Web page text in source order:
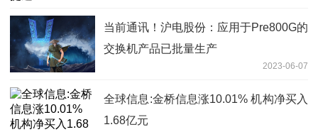
当前通讯！沪电股份：应用于Pre800G的
交换机产品已批量生产
2023-06-07
全球信息:金桥信息涨10.01% 机构净买入
1.68亿元